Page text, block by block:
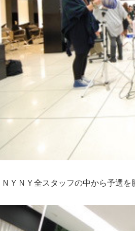
ＮＹＮＹ全スタッフの中から予選